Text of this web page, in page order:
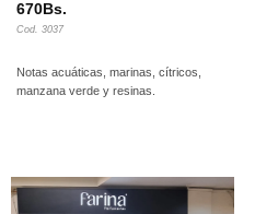
670Bs.
Cod. 3037
Notas acuáticas, marinas, cítricos,
manzana verde y resinas.